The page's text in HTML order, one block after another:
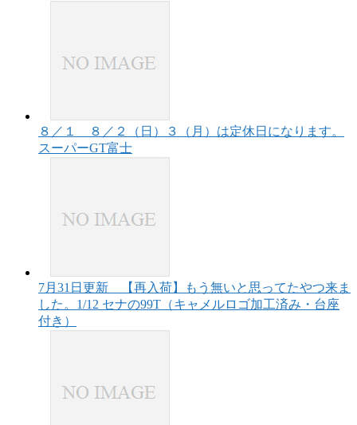
８／１ ８／２（日）３（月）は定休日になります。
スーパーGT富士
7月31日更新 【再入荷】もう無いと思ってたやつ来ま
した。1/12 セナの99T（キャメルロゴ加工済み・台座
付き）